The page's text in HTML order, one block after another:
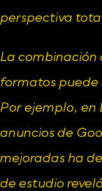
perspectiva
La combinación
formatos puede
anuncios de
mejoradas ha
de estudio